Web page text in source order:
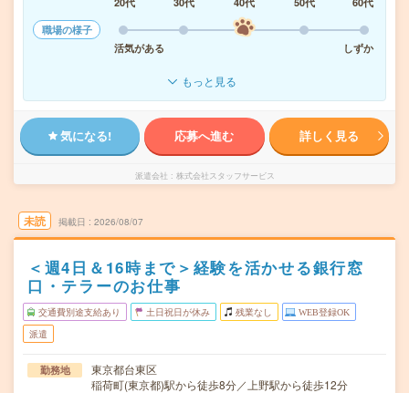
職場の様子
活気がある
しずか
もっと見る
気になる! 応募へ進む 詳しく見る
派遣会社 株式会社スタッフサービス
未読 掲載日 2026/08/07
＜週4日＆16時まで＞経験を活かせる銀行窓
口・テラーのお仕事
交通費別途支給あり 土日祝日が休み 残業なし WEB登録OK
派遣
勤務地
東京都台東区
稲荷町(東京都)駅から徒歩8分／上野駅から徒歩12分